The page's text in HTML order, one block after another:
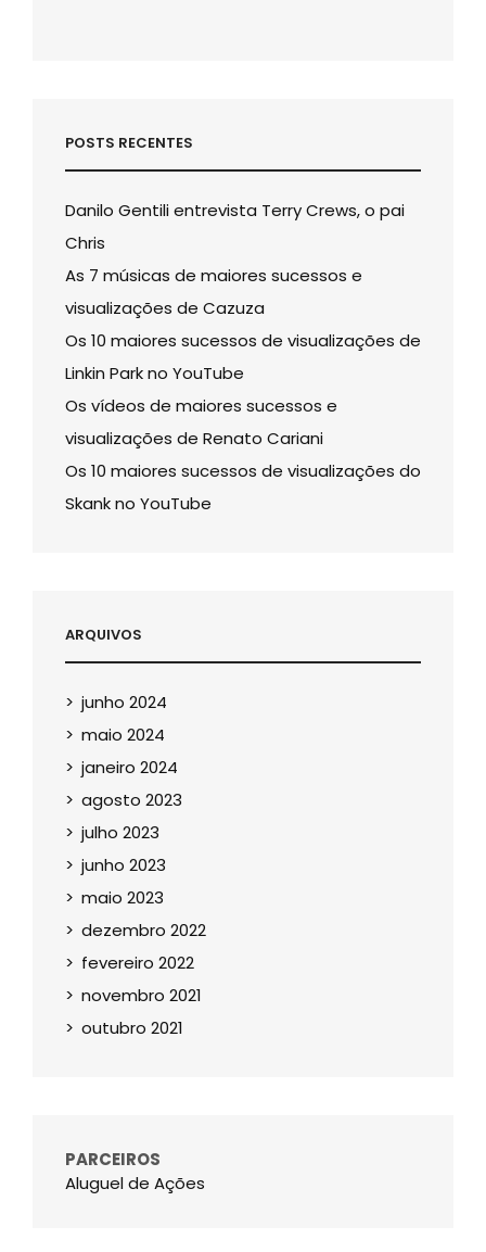
POSTS RECENTES
Danilo Gentili entrevista Terry Crews, o pai
Chris
As 7 músicas de maiores sucessos e
visualizações de Cazuza
Os 10 maiores sucessos de visualizações de
Linkin Park no YouTube
Os vídeos de maiores sucessos e
visualizações de Renato Cariani
Os 10 maiores sucessos de visualizações do
Skank no YouTube
ARQUIVOS
junho 2024
maio 2024
janeiro 2024
agosto 2023
julho 2023
junho 2023
maio 2023
dezembro 2022
fevereiro 2022
novembro 2021
outubro 2021
PARCEIROS
Aluguel de Ações